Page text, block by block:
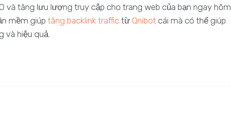
và tăng lưu lượng truy cập cho trang web của bạn ngay hôm
mềm giúp tăng backlink traffic từ Qnibot cái mà có thể giúp
và hiệu quả.